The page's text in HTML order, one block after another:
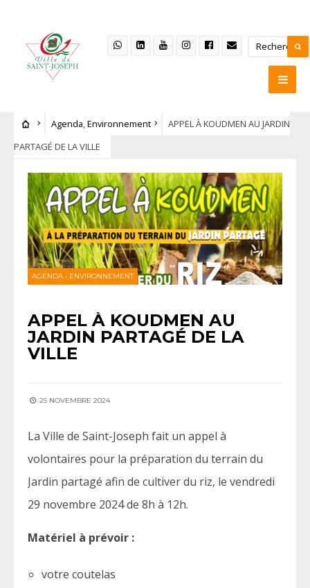
Agenda,Environnement
APPEL À KOUDMEN AU JARDIN
PARTAGÉ DE LA VILLE
AGENDA • ENVIRONNEMENT
APPEL À KOUDMEN AU
JARDIN PARTAGÉ DE LA
VILLE
25 NOVEMBRE 2024
La Ville de Saint-Joseph fait un appel à
volontaires pour la préparation du terrain du
Jardin partagé afin de cultiver du riz, le vendredi
29 novembre 2024 de 8h à 12h.
Matériel à prévoir :
votre coutelas